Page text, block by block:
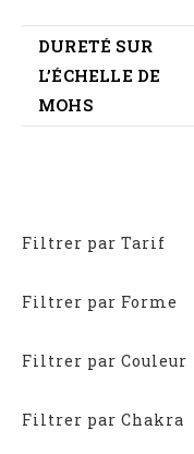
DURETÉ SUR
L’ÉCHELLE DE
MOHS
Filtrer par Tarif
Filtrer par Forme
Filtrer par Couleur
Filtrer par Chakra